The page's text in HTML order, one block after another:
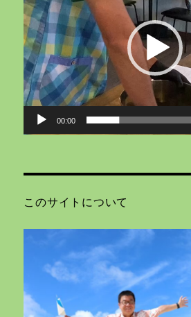
プ
レ
ー
ヤ
ー
00:00
このサイトについて